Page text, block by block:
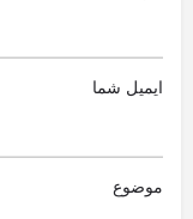
ایمیل شما
موضوع